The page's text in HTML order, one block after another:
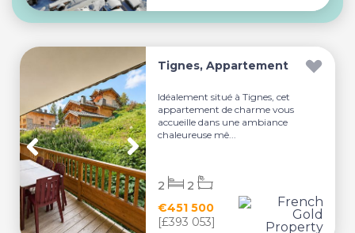
Tignes, Appartement
Idéalement situé à Tignes, cet
appartement de charme vous
accueille dans une ambiance
chaleureuse mê...
€451 500
[£393 053]
2 2